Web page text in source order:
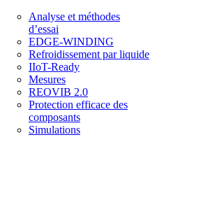
Analyse et méthodes
d’essai
EDGE-WINDING
Refroidissement par liquide
IIoT-Ready
Mesures
REOVIB 2.0
Protection efficace des
composants
Simulations